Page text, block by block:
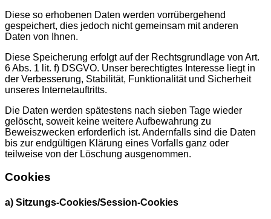
Diese so erhobenen Daten werden vorrübergehend
gespeichert, dies jedoch nicht gemeinsam mit anderen
Daten von Ihnen.
Diese Speicherung erfolgt auf der Rechtsgrundlage von Art.
6 Abs. 1 lit. f) DSGVO. Unser berechtigtes Interesse liegt in
der Verbesserung, Stabilität, Funktionalität und Sicherheit
unseres Internetauftritts.
Die Daten werden spätestens nach sieben Tage wieder
gelöscht, soweit keine weitere Aufbewahrung zu
Beweiszwecken erforderlich ist. Andernfalls sind die Daten
bis zur endgültigen Klärung eines Vorfalls ganz oder
teilweise von der Löschung ausgenommen.
Cookies
a) Sitzungs-Cookies/Session-Cookies